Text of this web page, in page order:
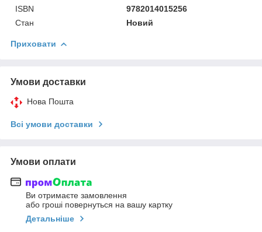
ISBN
9782014015256
Стан
Новий
Приховати
Умови доставки
Нова Пошта
Всі умови доставки
Умови оплати
Ви отримаєте замовлення
або гроші повернуться на вашу картку
Детальніше